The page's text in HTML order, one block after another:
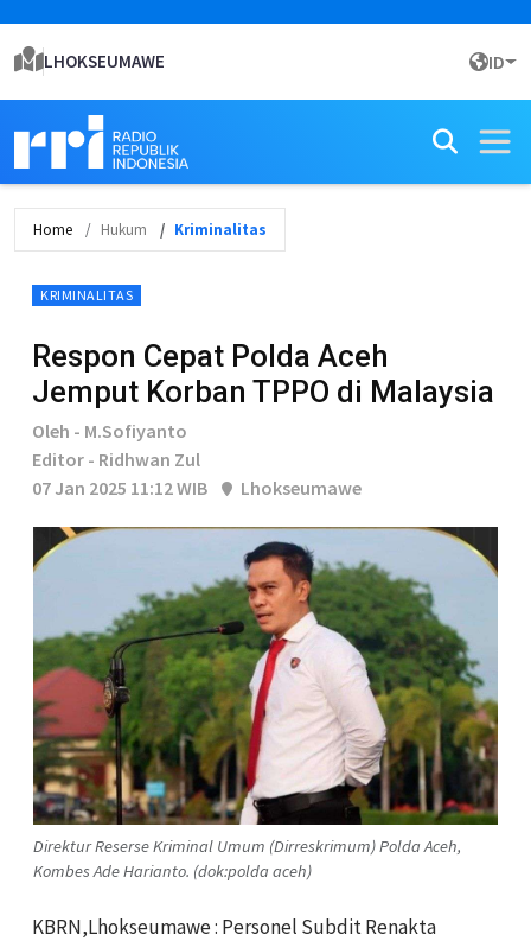
LHOKSEUMAWE ID
Home Hukum Kriminalitas
KRIMINALITAS
Respon Cepat Polda Aceh
Jemput Korban TPPO di Malaysia
Oleh - M.Sofiyanto
Editor - Ridhwan Zul
07 Jan 2025 11:12 WIB
Lhokseumawe
Direktur Reserse Kriminal Umum (Dirreskrimum) Polda Aceh,
Kombes Ade Harianto. (dok:polda aceh)
KBRN,Lhokseumawe : Personel Subdit Renakta